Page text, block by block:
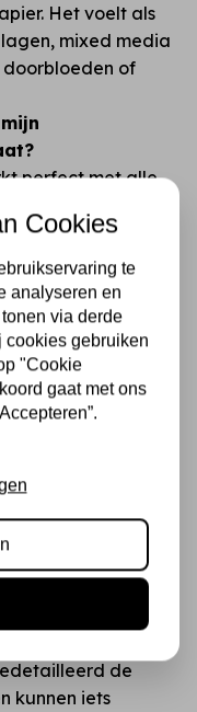
Het voelt als
mixed media
doorbloeden of
perfect met alle
snijlijnen
verwarrend?
zijn de designs
overhoudt.
daarna pas
dan
printkwaliteit,
dit geen "budget"
canvas.
de
kunnen iets
Cookies
te
analyseren en
via derde
cookies gebruiken
"Cookie
gaat met ons